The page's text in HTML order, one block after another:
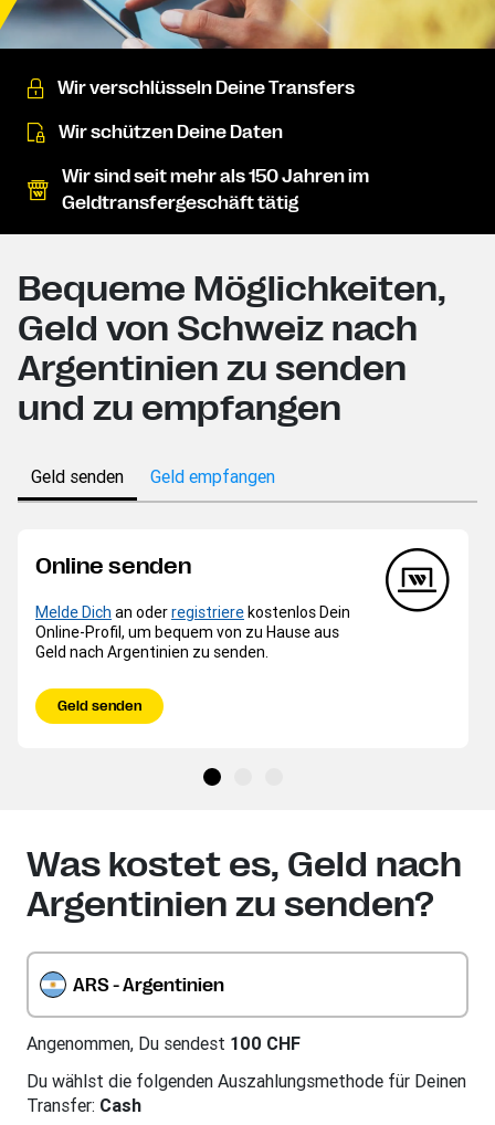
Wir verschlüsseln Deine Transfers
Wir schützen Deine Daten
Wir sind seit mehr als 150 Jahren im
Geldtransfergeschäft tätig
Bequeme Möglichkeiten,
Geld von Schweiz nach
Argentinien zu senden
und zu empfangen
Geld senden Geld empfangen
Online senden
Melde Dich an oderregistrierekostenlos Dein
Online-Profil, um bequem von zu Hause aus
Geld nach Argentinien zu senden.
Geld senden
Was kostet es, Geld nach
Argentinien zu senden?
ARS - Argentinien
Angenommen, Du sendest 100 CHF
Du wählst die folgenden Auszahlungsmethode für Deinen
Transfer: Cash